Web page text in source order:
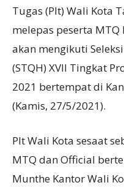
Tugas (Plt) Wali Kota
melepas peserta
akan mengikuti
(STQH) XVII Tingkat
2021 bertempat di
(Kamis, 27/5/2021).
Plt Wali Kota sesaat
MTQ dan Official
Munthe Kantor Wali